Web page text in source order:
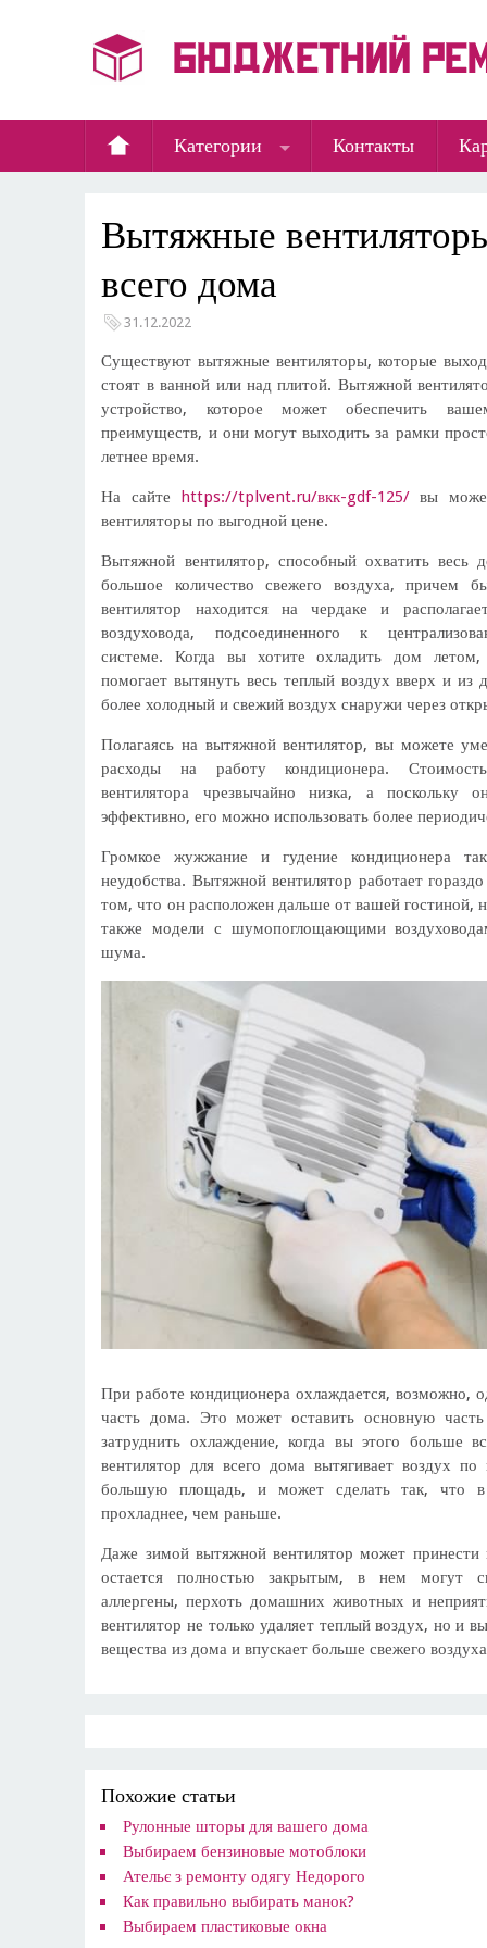
Категории Контакты
Вытяжные
всего дома
31.12.2022
Существуют вытяжные вентиляторы, которые
стоят в ванной или над плитой. Вытяжной
устройство, которое может обеспечить
преимуществ, и они могут выходить за рамки
летнее время.
На сайте https://tplvent.ru/вкк-gdf-125/ вы
вентиляторы по выгодной цене.
Вытяжной вентилятор, способный охватить весь
большое количество свежего воздуха, причем
вентилятор находится на чердаке и
воздуховода, подсоединенного к
системе. Когда вы хотите охладить дом летом,
помогает вытянуть весь теплый воздух вверх и из
более холодный и свежий воздух снаружи через
Полагаясь на вытяжной вентилятор, вы можете
расходы на работу кондиционера.
вентилятора чрезвычайно низка, а поскольку
эффективно, его можно использовать более
Громкое жужжание и гудение кондиционера
неудобства. Вытяжной вентилятор работает
том, что он расположен дальше от вашей гостиной,
также модели с шумопоглощающими
шума.
При работе кондиционера охлаждается, возможно,
часть дома. Это может оставить основную
затруднить охлаждение, когда вы этого больше
вентилятор для всего дома вытягивает воздух
большую площадь, и может сделать так, что
прохладнее, чем раньше.
Даже зимой вытяжной вентилятор может
остается полностью закрытым, в нем могут
аллергены, перхоть домашних животных и
вентилятор не только удаляет теплый воздух, но и
вещества из дома и впускает больше свежего
Похожие статьи
Рулонные шторы для вашего дома
Выбираем бензиновые мотоблоки
Ательє з ремонту одягу Недорого
​Как правильно выбирать манок?
Выбираем пластиковые окна